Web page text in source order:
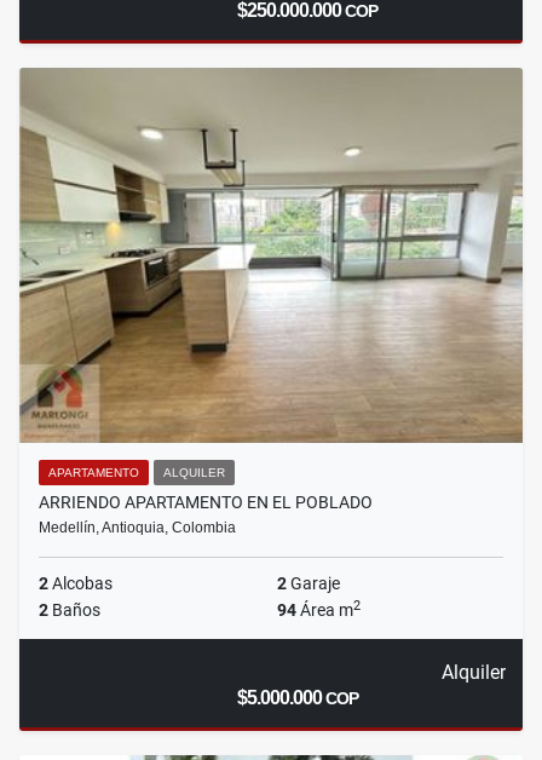
$250.000.000COP
APARTAMENTO ALQUILER
ARRIENDO APARTAMENTO EN EL POBLADO
Medellín, Antioquia, Colombia
2Alcobas 2Garaje
2 Baños 94Área m2
Alquiler
$5.000.000COP